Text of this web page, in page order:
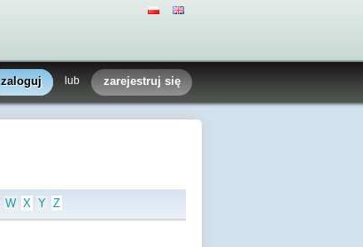
zaloguj lub zarejestruj się
W X Y Z